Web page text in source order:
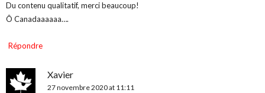
Du contenu qualitatif, merci beaucoup!
Ô Canadaaaaaa….
Répondre
Xavier
27 novembre 2020 at 11:11